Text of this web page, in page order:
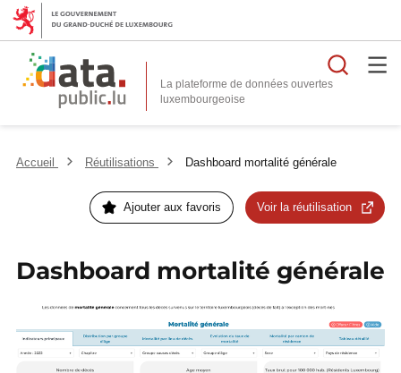
La plateforme de données ouvertes
Accueil Réutilisations Dashboard mortalité générale
Ajouter aux favoris Voir la réutilisation
Dashboard mortalité générale